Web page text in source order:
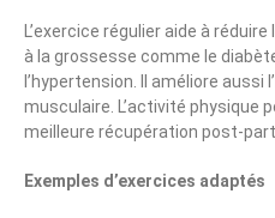
L’exercice régulier aide à
à la grossesse comme le
l’hypertension. Il améliore aussi
musculaire. L’activité physique
meilleure récupération post-
Exemples d’exercices adaptés